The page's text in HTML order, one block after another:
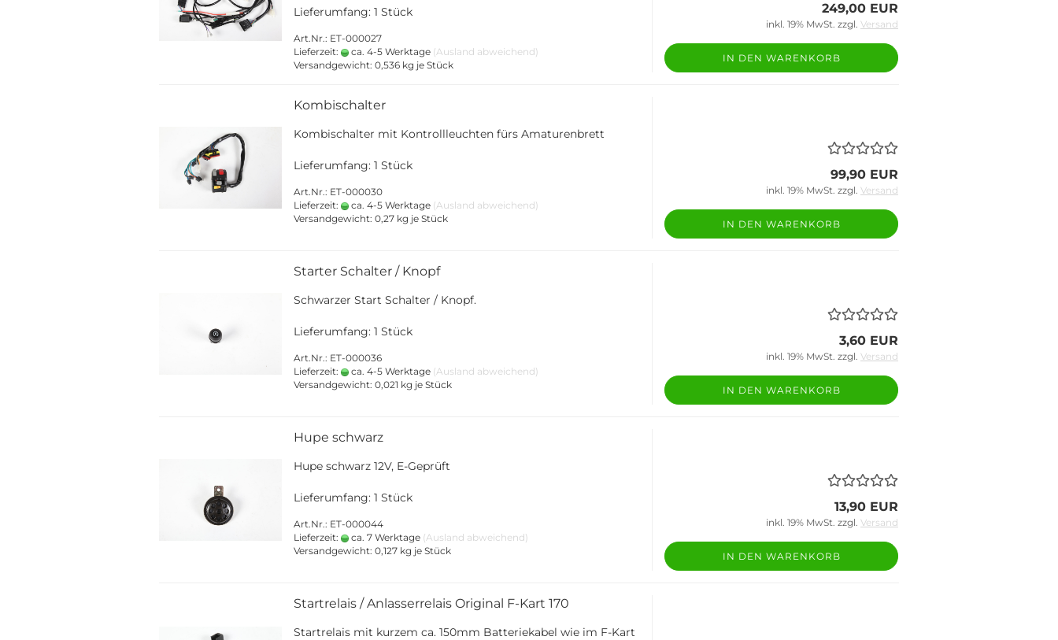
Lieferumfang: 1 Stück
Art.Nr.: ET-000027
Lieferzeit:
ca. 4-5 Werktage (Ausland abweichend)
Versandgewicht: 0,536 kg je Stück
249,00 EUR
inkl. 19% MwSt. zzgl. Versand
IN DEN WARENKORB
Kombischalter
Kombischalter mit Kontrollleuchten fürs Amaturenbrett
Lieferumfang: 1 Stück
Art.Nr.: ET-000030
Lieferzeit:
ca. 4-5 Werktage (Ausland abweichend)
Versandgewicht: 0,27 kg je Stück
99,90 EUR
inkl. 19% MwSt. zzgl. Versand
IN DEN WARENKORB
Starter Schalter / Knopf
Schwarzer Start Schalter / Knopf.
Lieferumfang: 1 Stück
Art.Nr.: ET-000036
Lieferzeit:
ca. 4-5 Werktage (Ausland abweichend)
Versandgewicht: 0,021 kg je Stück
3,60 EUR
inkl. 19% MwSt. zzgl. Versand
IN DEN WARENKORB
Hupe schwarz
Hupe schwarz 12V, E-Geprüft
Lieferumfang: 1 Stück
Art.Nr.: ET-000044
Lieferzeit:
ca. 7 Werktage (Ausland abweichend)
Versandgewicht: 0,127 kg je Stück
13,90 EUR
inkl. 19% MwSt. zzgl. Versand
IN DEN WARENKORB
Startrelais / Anlasserrelais Original F-Kart 170
Startrelais mit kurzem ca. 150mm Batteriekabel wie im F-Kart